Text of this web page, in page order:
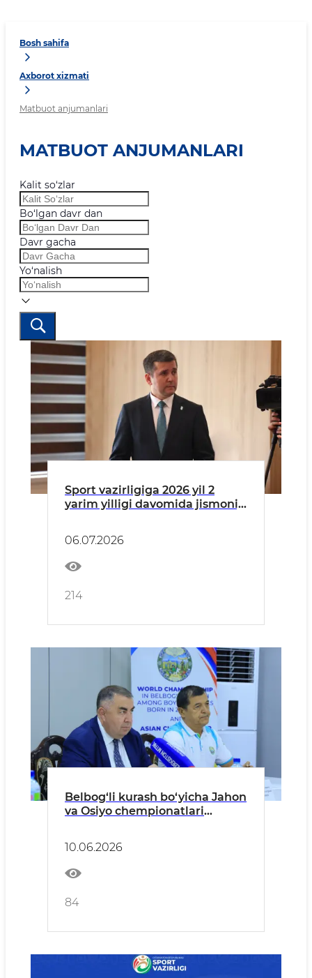
Bosh sahifa
Axborot xizmati
Matbuot anjumanlari
MATBUOT ANJUMANLARI
Kalit so‘zlar
Bo‘lgan davr dan
Davr gacha
Yo‘nalish
Sport vazirligiga 2026 yil 2
yarim yilligi davomida jismoniy
MA’LUMOT
06.07.2026
214
Belbog‘li kurash bo‘yicha Jahon
va Osiyo chempionatlari
10.06.2026
84